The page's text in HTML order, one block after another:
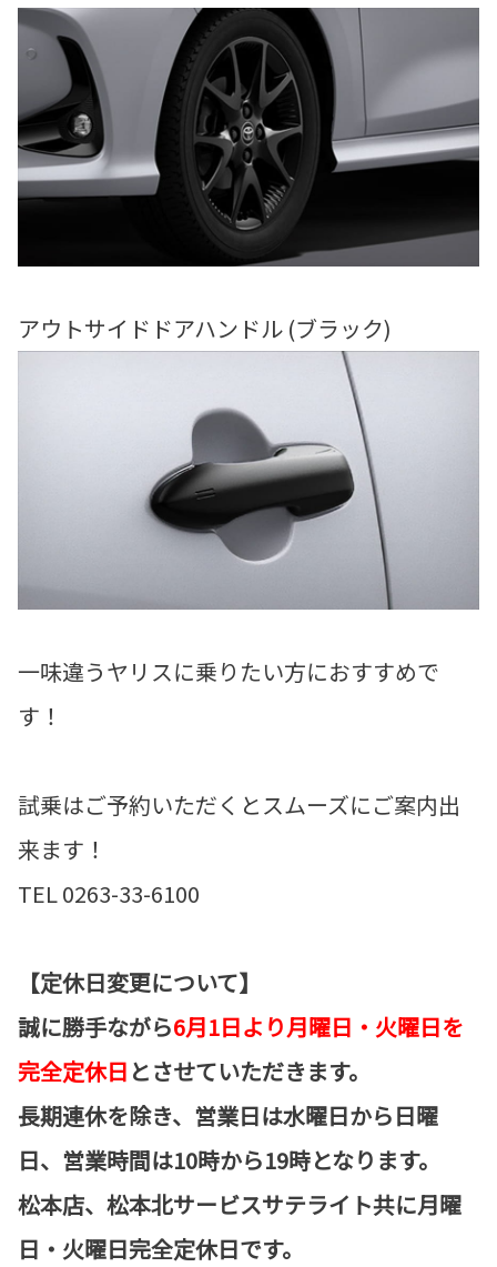
アウトサイドドアハンドル (ブラック)
一味違うヤリスに乗りたい方におすすめで
す！
試乗はご予約いただくとスムーズにご案内出
来ます！
TEL 0263-33-6100
【定休日変更について】
誠に勝手ながら6月1日より月曜日・火曜日を
完全定休日 とさせていただきます。
長期連休を除き、営業日は水曜日から日曜
日、営業時間は10時から19時となります。
松本店、松本北サービスサテライト共に月曜
日・火曜日完全定休日です。